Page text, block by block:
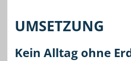
UMSETZUNG
Kein Alltag ohne